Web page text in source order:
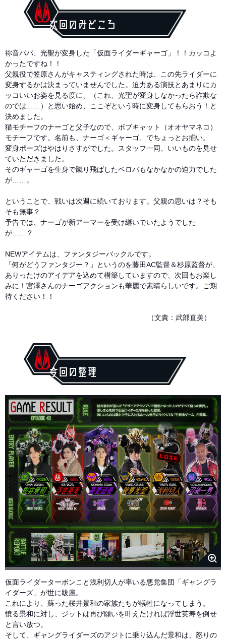
次回のみどころ
祢音パパ、光聖が変身した「仮面ライダーギャーゴ」！！カッコよ
かったですね！！
父親役で笠原さんがキャスティングされた時は、この先ライダーに
変身するかは決まっていませんでした。迫力ある演技とあまりにカ
ッコいいお姿を見る度に、（これ、光聖が変身しなかったら詐欺な
のでは……）と思い始め、ここぞという時に変身してもらおう！と
決めました。
猫モチーフのナーゴと父子なので、ボブキャット（オオヤマネコ）
モチーフです。名前も、ナーゴ＜ギャーゴ、でちょっとお揃い。
変身ポーズはやはりさすがでした。スタッフ一同、いいものを見せ
ていただきました。
そのギャーゴを生身で蹴り飛ばしたベロバもなかなかの迫力でした
が……。
ということで、戦いは次週に続いております。父親の思いは？そも
そも無事？
予告では、ナーゴが新アーマーを受け継いでいたようでした
が……？
NEWアイテムは、ファンタジーバックルです。
「何がどうファンタジー？」というのを藤田AC監督＆杉原監督が、
ありったけのアイデアを込めて構築していますので、次回もお楽し
みに！宮澤さんのナーゴアクションも華麗で素晴らしいです。ご期
待ください！！
（文責：武部直美）
今回の整理
仮面ライダーターボンこと浅利切人が率いる悪党集団「ギャングラ
イダーズ」が世に跋扈。
これにより、蘇った桜井景和の家族たちが犠牲になってしまう。
憤る景和に対し、ジットは再び願いを叶えたければ浮世英寿を倒せ
と言い放つ。
そして、ギャングライダーズのアジトに乗り込んだ景和は、怒りの